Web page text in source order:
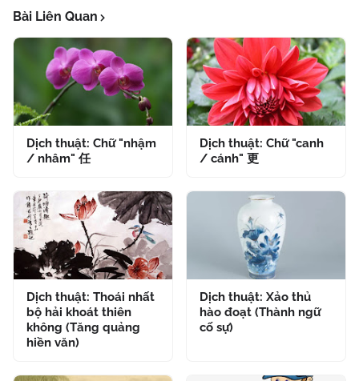
Bài Liên Quan
Dịch thuật: Chữ "nhậm
/ nhâm" 任
Dịch thuật: Chữ "canh
/ cánh" 更
Dịch thuật: Thoái nhất
bộ hải khoát thiên
không (Tăng quảng
hiền văn)
Dịch thuật: Xảo thủ
hào đoạt (Thành ngữ
cố sự)